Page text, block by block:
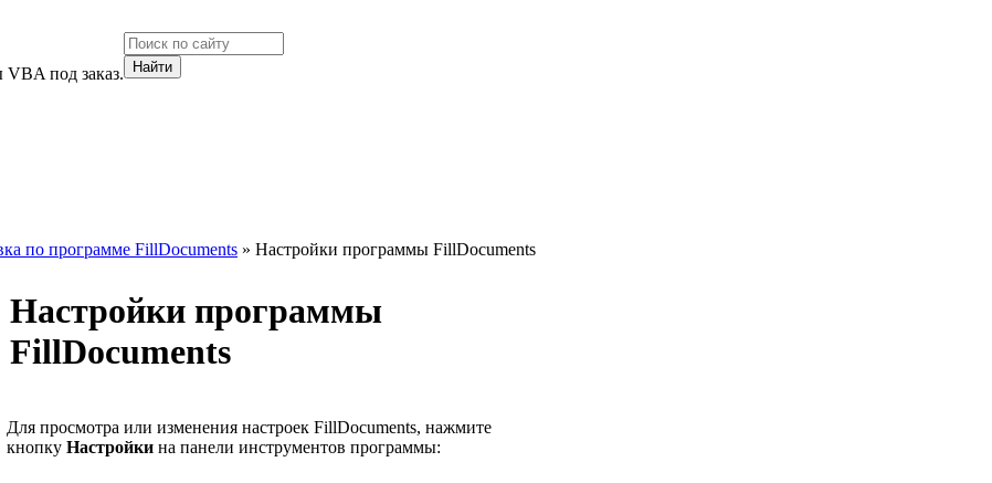
под заказ.
по программе FillDocuments » Настройки программы FillDocuments
Настройки программы
FillDocuments
Для просмотра или изменения настроек FillDocuments, нажмите
кнопку Настройки на панели инструментов программы: